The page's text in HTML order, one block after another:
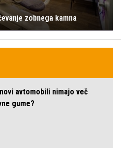
zobnega kamna
avtomobili nimajo več
gume?